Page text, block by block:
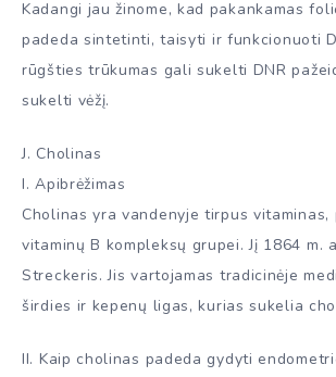
Kadangi jau žinome, kad pakankamas
padeda sintetinti, taisyti ir funkcionuoti
rūgšties trūkumas gali sukelti DNR
sukelti vėžį.
J. Cholinas
I. Apibrėžimas
Cholinas yra vandenyje tirpus vitaminas,
vitaminų B kompleksų grupei. Jį 1864 m.
Streckeris. Jis vartojamas tradicinėje
širdies ir kepenų ligas, kurias sukelia
II. Kaip cholinas padeda gydyti